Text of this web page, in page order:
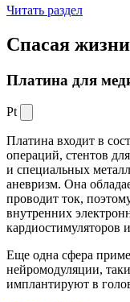
Читать раздел
Спасая жизни
Платина для
Pt
Платина входит в
операций, стентов
и специальных
аневризм. Она
проводит ток,
внутренних
кардиостимуляторов
Еще одна сфера
нейромодуляции,
имплантируют в